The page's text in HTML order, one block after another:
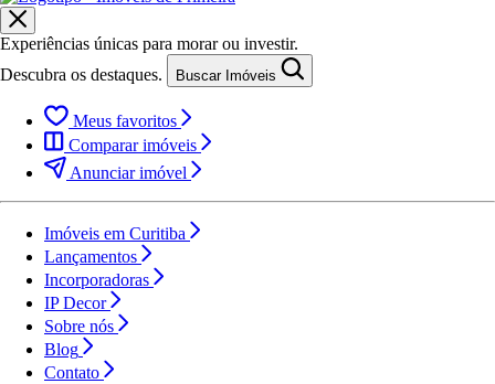
Experiências únicas para morar ou investir.
Descubra os destaques.
Buscar Imóveis
Meus favoritos
Comparar imóveis
Anunciar imóvel
Imóveis em Curitiba
Lançamentos
Incorporadoras
IP Decor
Sobre nós
Blog
Contato